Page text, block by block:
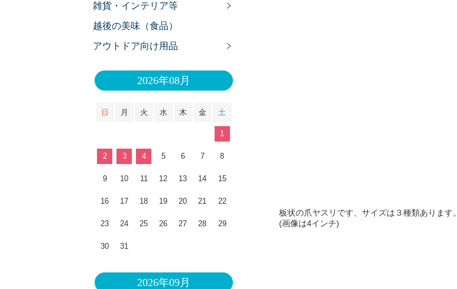
板状の爪ヤスリです、サイズは３種類あります。
(画像は4インチ)
雑貨・インテリア等
越後の美味（食品）
アウトドア向け用品
2026年08月
日 月 火 水 木 金 土
1
2 3 4 5 6 7 8
9 10 11 12 13 14 15
16 17 18 19 20 21 22
23 24 25 26 27 28 29
30 31
2026年09月